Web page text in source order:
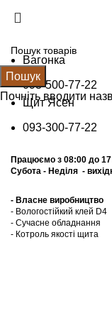
Вагонка
093-500-77-22
Щит Ясен
093-300-77-22
Працюємо з 08:00 до
Субота - Неділя -
- Власне виробництво
- Вологостійкий клей D4
- Сучасне обладнання
- Котроль якоcті щита
Пошук
Почніть вводити